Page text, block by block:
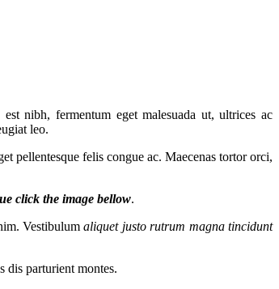
nibh, fermentum eget malesuada ut, ultrices ac
leo.
pellentesque felis congue ac. Maecenas tortor orci,
click the image bellow.
Vestibulum aliquet justo rutrum magna tincidunt
dis parturient montes.